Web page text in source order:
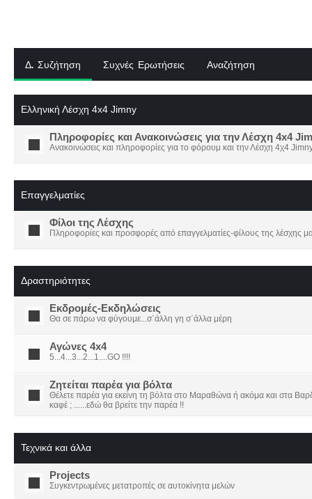
Δ. Συζήτηση Συχνές Ερωτήσεις Αναζήτηση
Ελληνική Λέσχη 4x4 Jimny
Πληροφορίες και Ανακοινώσεις για την Λέσχη 4x4
Ανακοινώσεις και πληροφορίες για το φόρουμ και την Λέσχη 4χ4
Επαγγελματίες
Φίλοι της Λέσχης
Πληροφορίες και προσφορές από επαγγελματίες-φίλους της λέσχης
Δραστηριότητες
Εκδρομές-Εκδηλώσεις
Θα σε πάρω να φύγουμε...σ΄άλλη γη σ΄άλλα μέρη
Αγώνες 4x4
5...4...3...2...1....GO !!!!
Ζητείται παρέα για βόλτα
Θέλετε παρέα για εκείνη τη βόλτα στο Μαραθώνα ή ακόμα και στα
καφέ ; ......εδώ θα βρείτε την παρέα !!
Τεχνικά και άλλα
Projects
Συγκεντρωμένες μετατροπές σε αυτοκίνητα μελών